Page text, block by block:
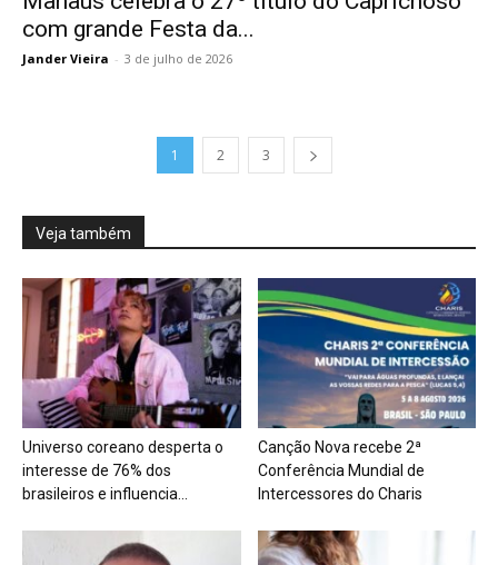
com grande Festa da...
Jander Vieira - 3 de julho de 2026
1 2 3
Veja também
Universo coreano desperta o
interesse de 76% dos
brasileiros e influencia...
Canção Nova recebe 2ª
Conferência Mundial de
Intercessores do Charis